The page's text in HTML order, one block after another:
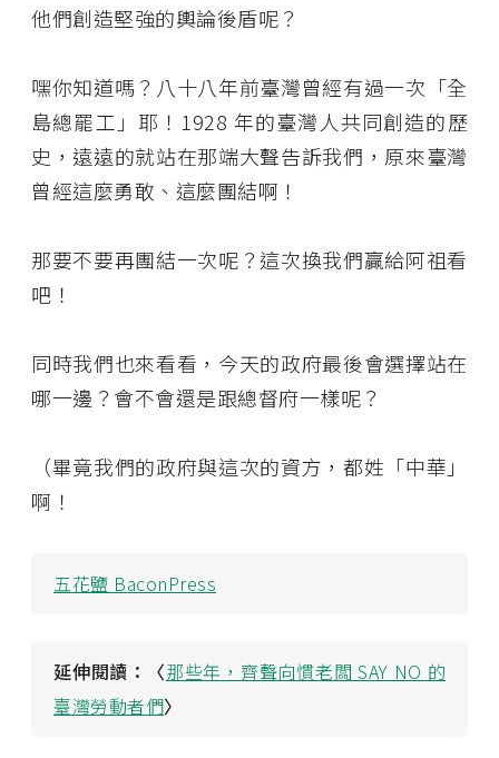
他們創造堅強的輿論後盾呢？
嘿你知道嗎？八十八年前臺灣曾經有過一次「全
島總罷工」耶！1928 年的臺灣人共同創造的歷
史，遠遠的就站在那端大聲告訴我們，原來臺灣
曾經這麼勇敢、這麼團結啊！
那要不要再團結一次呢？這次換我們贏給阿祖看
吧！
同時我們也來看看，今天的政府最後會選擇站在
哪一邊？會不會還是跟總督府一樣呢？
（畢竟我們的政府與這次的資方，都姓「中華」
啊！
五花鹽 BaconPress
延伸閱讀：〈那些年，齊聲向慣老闆 SAY NO 的
臺灣勞動者們〉